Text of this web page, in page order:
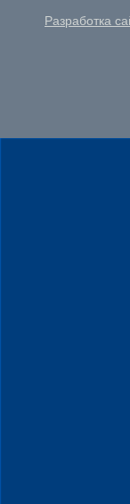
Разработка